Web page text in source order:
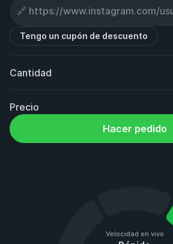
Tengo un cupón de descuento
Cantidad
Precio
Hacer pedido
Velocidad en vivo